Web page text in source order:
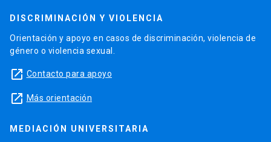
DISCRIMINACIÓN Y VIOLENCIA
Orientación y apoyo en casos de discriminación, violencia de
género o violencia sexual.
launch Contacto para apoyo
launch Más orientación
MEDIACIÓN UNIVERSITARIA